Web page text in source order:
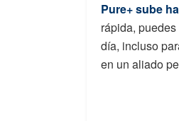
Pure+ sube
rápida,
día, incluso
en un aliado